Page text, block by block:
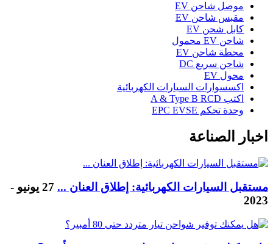
موصل شاحن EV
مقبس شاحن EV
كابل شحن EV
شاحن EV محمول
محطة شاحن EV
شاحن سريع DC
محول EV
اكسسوارات السيارات الكهربائية
اكتب A & Type B RCD
وحدة تحكم EPC EVSE
اخبار الصناعة
مستقبل السيارات الكهربائية: إطلاق العنان ...
27 يونيو -
2023